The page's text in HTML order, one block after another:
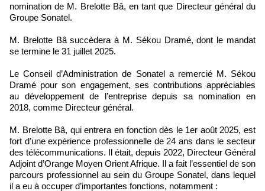
nomination de M. Brelotte Bâ, en tant que Directeur général du
Groupe Sonatel.
M. Brelotte Bâ succèdera à M. Sékou Dramé, dont le mandat
se termine le 31 juillet 2025.
Le Conseil d’Administration de Sonatel a remercié M. Sékou
Dramé pour son engagement, ses contributions appréciables
au développement de l’entreprise depuis sa nomination en
2018, comme Directeur général.
M. Brelotte Bâ, qui entrera en fonction dès le 1er août 2025, est
fort d’une expérience professionnelle de 24 ans dans le secteur
des télécommunications. Il était, depuis 2022, Directeur Général
Adjoint d’Orange Moyen Orient Afrique. Il a fait l’essentiel de son
parcours professionnel au sein du Groupe Sonatel, dans lequel
il a eu à occuper d’importantes fonctions, notamment :